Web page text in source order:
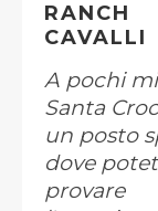
RANCH
CAVALLI
A pochi
Santa
un posto
dove
provare